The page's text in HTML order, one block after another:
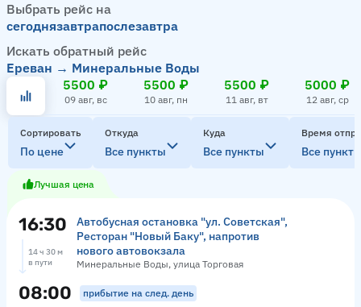
Выбрать рейс на
сегоднязавтрапослезавтра
Искать обратный рейс
Ереван → Минеральные Воды
5500 ₽
09 авг, вс
5500 ₽
10 авг, пн
5500 ₽
11 авг, вт
5000 ₽
12 авг, ср
Сортировать
По цене
Откуда
Все пункты
Куда
Все пункты
Время
Все
Лучшая цена
16:30
Автобусная остановка "ул. Советская",
Ресторан "Новый Баку", напротив
нового автовокзала
Минеральные Воды, улица Торговая
14 ч 30 м
в пути
08:00 прибытие на след. день